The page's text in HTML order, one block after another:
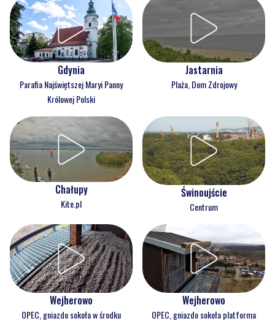
Gdynia
Parafia Najświętszej Maryi Panny
Królowej Polski
Jastarnia
Plaża, Dom Zdrojowy
Chałupy
Kite.pl
Świnoujście
Centrum
Wejherowo
OPEC, gniazdo sokoła w środku
Wejherowo
OPEC, gniazdo sokoła platforma